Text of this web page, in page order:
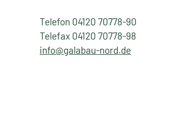
Telefon 04120 70778-90
Telefax 04120 70778-98
info@galabau-nord.de